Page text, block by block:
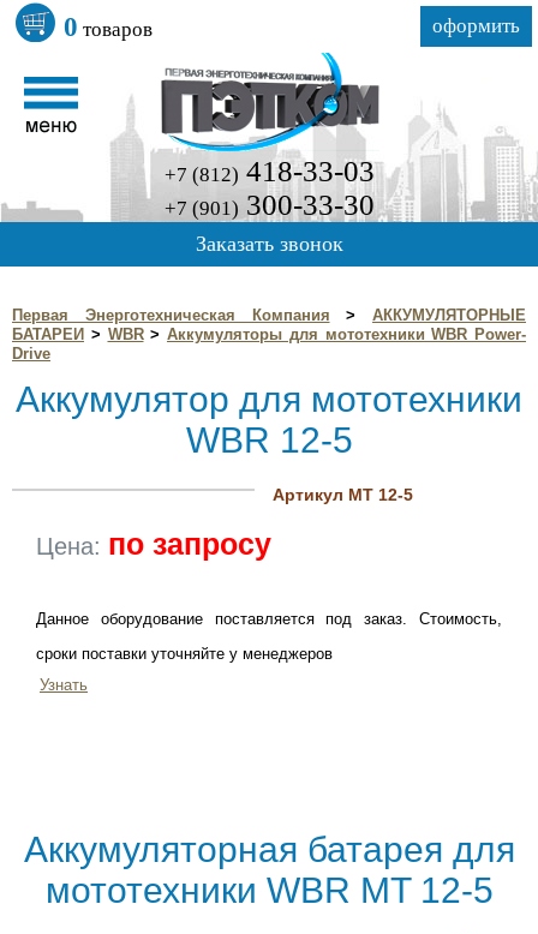
0 товаров оформить
+7 (812) 418-33-03
+7 (901) 300-33-30
Заказать звонок
Первая Энерготехническая Компания > АККУМУЛЯТОРНЫЕ
БАТАРЕИ > WBR> Аккумуляторы для мототехники WBR Power-
Drive
Аккумулятор для мототехники
WBR 12-5
Артикул MT 12-5
Цена: по запросу
Данное оборудование поставляется под заказ. Стоимость,
сроки поставки уточняйте у менеджеров
Узнать
Aккумуляторная батарея для
мототехники WBR MT 12-5